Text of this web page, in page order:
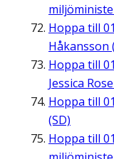
Hoppa till
Håkansson
Hoppa till
Jessica
Hoppa till
(SD)
Hoppa till